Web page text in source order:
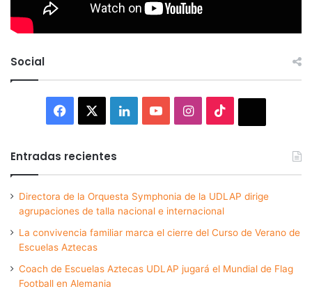
Social
Facebook LinkedInYouTubeInstagram
Entradas recientes
Directora de la Orquesta Symphonia de la UDLAP dirige
agrupaciones de talla nacional e internacional
La convivencia familiar marca el cierre del Curso de Verano de
Escuelas Aztecas
Coach de Escuelas Aztecas UDLAP jugará el Mundial de Flag
Football en Alemania